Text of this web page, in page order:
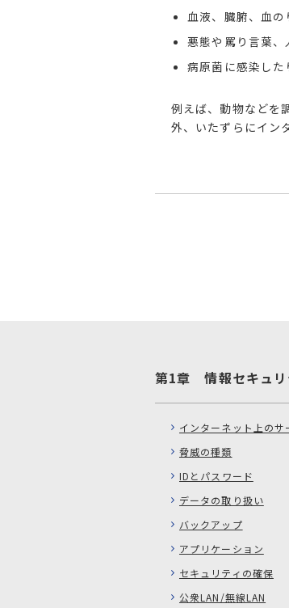
血液、臓腑、血の
悪態や罵り言葉、
病原菌に感染した
例えば、動物などを
外、いたずらにイン
第1章 情報セキュリ
インターネット上のサ
脅威の種類
IDとパスワード
データの取り扱い
バックアップ
アプリケーション
セキュリティの確保
公衆LAN/無線LAN